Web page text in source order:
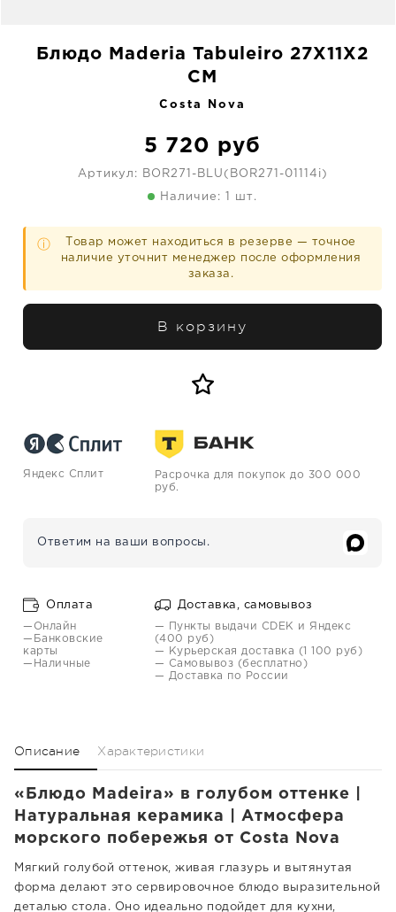
Блюдо Maderia Tabuleiro 27X11X2
CM
Costa Nova
5 720 руб
Артикул: BOR271-BLU(BOR271-01114i)
Наличие: 1 шт.
ⓘ
Товар может находиться в резерве — точное
наличие уточнит менеджер после оформления
заказа.
В корзину
Яндекс Сплит
Расрочка для покупок до 300 000
руб.
Ответим на ваши вопросы.
Оплата
—Онлайн
—Банковские
карты
—Наличные
Доставка, самовывоз
— Пункты выдачи CDEK и Яндекс
(400 руб)
— Курьерская доставка (1 100 руб)
— Самовывоз (бесплатно)
— Доставка по России
Описание Характеристики
«Блюдо Madeira» в голубом оттенке |
Натуральная керамика | Атмосфера
морского побережья от Costa Nova
Мягкий голубой оттенок, живая глазурь и вытянутая
форма делают это сервировочное блюдо выразительной
деталью стола. Оно идеально подойдет для кухни,